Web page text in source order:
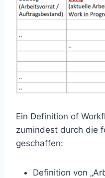
Ein Definition of
zumindest durch die
geschaffen:
Definition von